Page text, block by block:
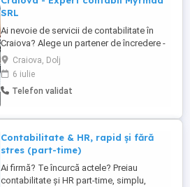
SRL
Ai nevoie de servicii de contabilitate în
Craiova? Alege un partener de încredere -
Cabinet Myrmad SRL, firma membră a
Corpului Experților Contabili și Contabililor
Autorizați din România (CECCAR), cu o
experiență vastă în domeniu. - expert
contabilitate pentru ...
Craiova, Dolj
6 iulie
Telefon validat
Contabilitate & HR, rapid și fără
stres (part-time)
Ai firmă? Te încurcă actele? Preiau
contabilitate și HR part-time, simplu,